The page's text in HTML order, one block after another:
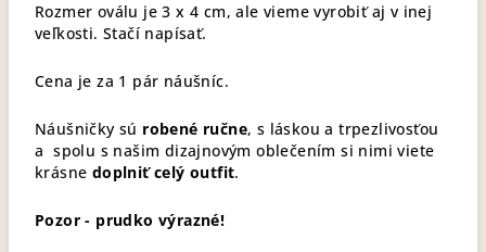
Rozmer oválu je 3 x 4 cm, ale vieme vyrobiť aj v inej
veľkosti. Stačí napísať.
Cena je za 1 pár náušníc.
Náušničky sú robené ručne, s láskou a trpezlivosťou
a spolu s našim dizajnovým oblečením si nimi viete
krásne doplniť celý outfit.
Pozor - prudko výrazné!